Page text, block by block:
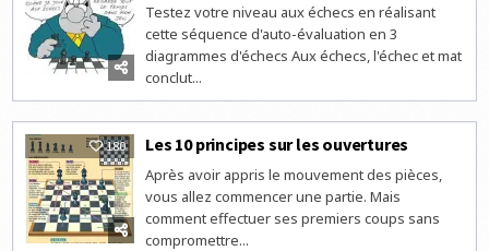
Testez votre niveau aux échecs en réalisant
cette séquence d'auto-évaluation en 3
diagrammes d'échecs Aux échecs, l'échec et mat
conclut...
180 Les 10 principes sur les ouvertures
Après avoir appris le mouvement des pièces,
vous allez commencer une partie. Mais
comment effectuer ses premiers coups sans
compromettre...